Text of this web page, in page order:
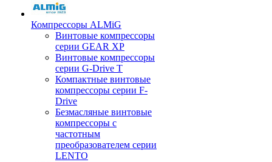
Компрессоры ALMiG
Винтовые компрессоры
серии GEAR XP
Винтовые компрессоры
серии G-Drive T
Компактные винтовые
компрессоры серии F-
Drive
Безмасляные винтовые
компрессоры с
частотным
преобразователем серии
LENTO